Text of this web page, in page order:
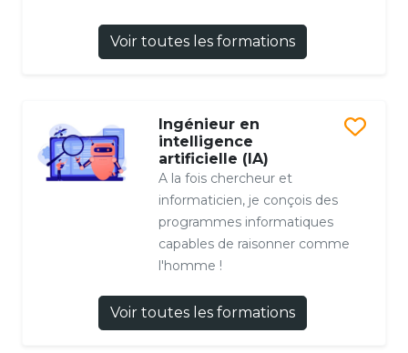
Voir toutes les formations
Ingénieur en
intelligence
artificielle (IA)
A la fois chercheur et
informaticien, je conçois des
programmes informatiques
capables de raisonner comme
l'homme !
Voir toutes les formations